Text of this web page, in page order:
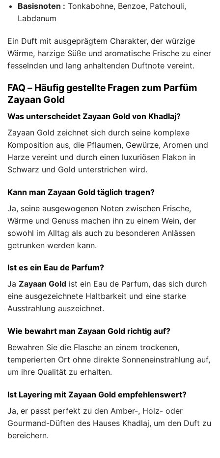
Basisnoten : Tonkabohne, Benzoe, Patchouli,
Labdanum
Ein Duft mit ausgeprägtem Charakter, der würzige
Wärme, harzige Süße und aromatische Frische zu einer
fesselnden und lang anhaltenden Duftnote vereint.
FAQ – Häufig gestellte Fragen zum Parfüm
Zayaan Gold
Was unterscheidet Zayaan Gold von Khadlaj?
Zayaan Gold zeichnet sich durch seine komplexe
Komposition aus, die Pflaumen, Gewürze, Aromen und
Harze vereint und durch einen luxuriösen Flakon in
Schwarz und Gold unterstrichen wird.
Kann man Zayaan Gold täglich tragen?
Ja, seine ausgewogenen Noten zwischen Frische,
Wärme und Genuss machen ihn zu einem Wein, der
sowohl im Alltag als auch zu besonderen Anlässen
getrunken werden kann.
Ist es ein Eau de Parfum?
Ja Zayaan Gold ist ein Eau de Parfum, das sich durch
eine ausgezeichnete Haltbarkeit und eine starke
Ausstrahlung auszeichnet.
Wie bewahrt man Zayaan Gold richtig auf?
Bewahren Sie die Flasche an einem trockenen,
temperierten Ort ohne direkte Sonneneinstrahlung auf,
um ihre Qualität zu erhalten.
Ist Layering mit Zayaan Gold empfehlenswert?
Ja, er passt perfekt zu den Amber-, Holz- oder
Gourmand-Düften des Hauses Khadlaj, um den Duft zu
bereichern.